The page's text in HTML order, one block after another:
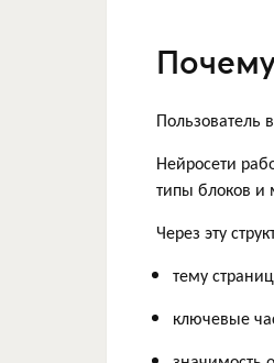
Пользователь
Нейросети
типы блоков и
Через эту
тему
ключевые